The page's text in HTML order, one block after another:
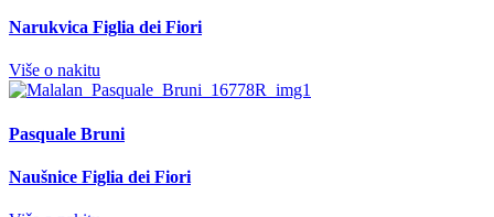
Narukvica Figlia dei Fiori
Više o nakitu
Pasquale Bruni
Naušnice Figlia dei Fiori